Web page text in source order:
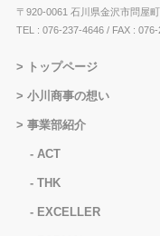
〒920-0061 石川県金沢市問屋
TEL : 076-237-4646/ FAX : 076-
トップページ
小川商事の想い
事業部紹介
ACT
THK
EXCELLER